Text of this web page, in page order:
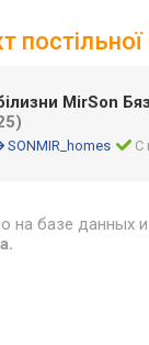
MirSon
SONMIR_homes С
на базе данных